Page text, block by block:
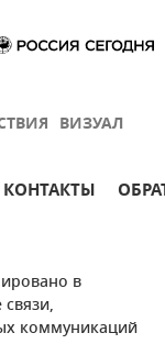
ВИЗУАЛ
КОНТАКТЫ
в
коммуникаций